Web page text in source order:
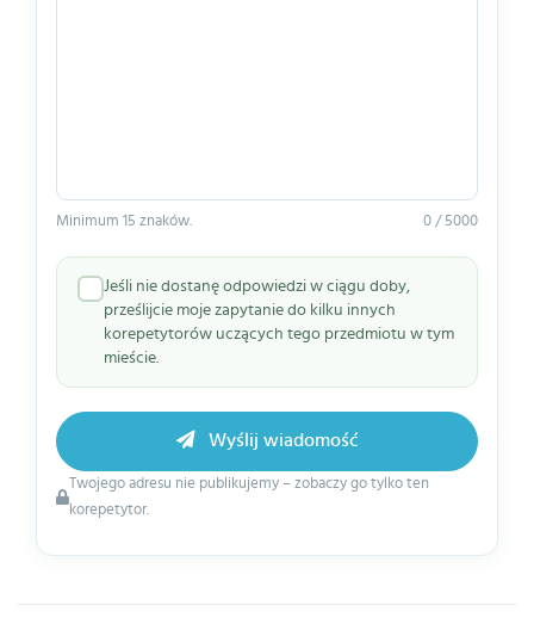
Minimum 15 znaków. 0 / 5000
Jeśli nie dostanę odpowiedzi w ciągu doby,
prześlijcie moje zapytanie do kilku innych
korepetytorów uczących tego przedmiotu w tym
mieście.
Twojego adresu nie publikujemy – zobaczy go tylko ten
korepetytor.
Wyślij wiadomość